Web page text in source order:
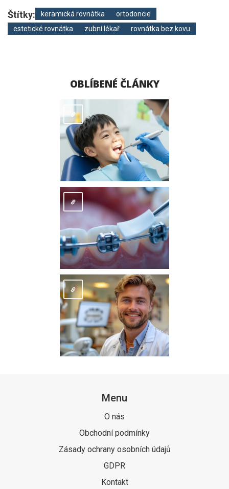
Štítky: keramická rovnátka
ortodoncie
estetické rovnátka
zubní lékař rovnátka bez kovu
OBLÍBENÉ ČLÁNKY
Menu
O nás
Obchodní podmínky
Zásady ochrany osobních údajů
GDPR
Kontakt